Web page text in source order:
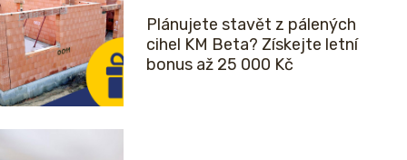
Plánujete stavět z pálených
cihel KM Beta? Získejte letní
bonus až 25 000 Kč